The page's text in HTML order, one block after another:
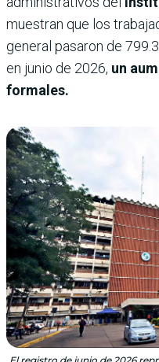
muestran que los
general pasaron de
en junio de 2026, un
formales.